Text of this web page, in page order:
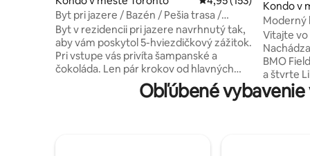
Byt pri jazere / Bazén / Pešia trasa /
Parkovanie / CNE
Byt v rezidencii pri jazere navrhnutý tak,
aby vám poskytol 5-hviezdičkový zážitok.
Pri vstupe vás privíta šampanské a
čokoláda. Len pár krokov od hlavných
atrakcií. Pešo k veži CN Tower, aréne
Scotia Bank Arena, štadiónu Rogers
Kondo v
Moderný
Amp &
Vitajte
BMO
a štvrte
Obľúbené